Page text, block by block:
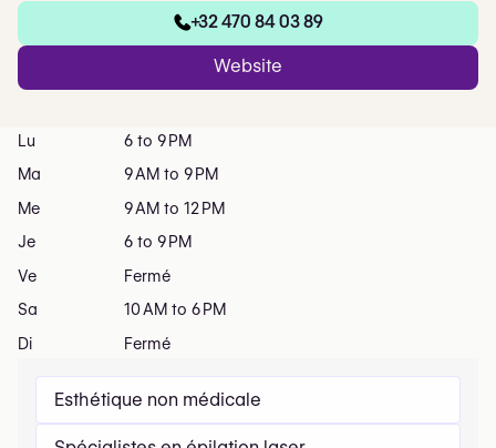
+32 470 84 03 89
Website
Esthétique non médicale
Lu
6 to 9 PM
Ma
9 AM to 9 PM
Me
9 AM to 12 PM
Je
6 to 9 PM
Ve
Fermé
Sa
10 AM to 6 PM
Di
Fermé